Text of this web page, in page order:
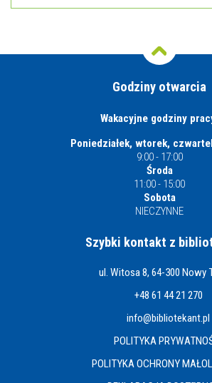
Godziny otwarcia
Wakacyjne godziny
Poniedziałek, wtorek,
9:00 - 17:00
Środa
11:00 - 15:00
Sobota
NIECZYNNE
Szybki kontakt z
ul. Witosa 8, 64-300 Nowy
+48 61 44 21 270
info@bibliotekant.pl
POLITYKA
POLITYKA OCHRONY